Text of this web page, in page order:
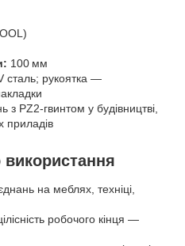
100 мм
сталь; рукоятка —
з PZ2‑гвинтом у будівництві,
приладів
на меблях, техніці,
робочого кінця —